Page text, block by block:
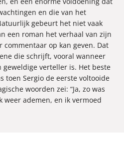
en die van het
gebeurt het niet vaak
een roman het verhaal van zijn
commentaar op kan geven. Dat
die schrijft, vooral wanneer
geweldige verteller is. Het beste
toen Sergio de eerste voltooide
woorden zei: “Ja, zo was
weer ademen, en ik vermoed